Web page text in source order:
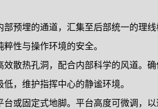
预埋的通道，汇集至后部统一的理
性与操作环境的安全。
散热孔洞，配合内部科学的风道。
，维护指挥中心的静谧环境。
或固定式地脚。平台高度可微调，